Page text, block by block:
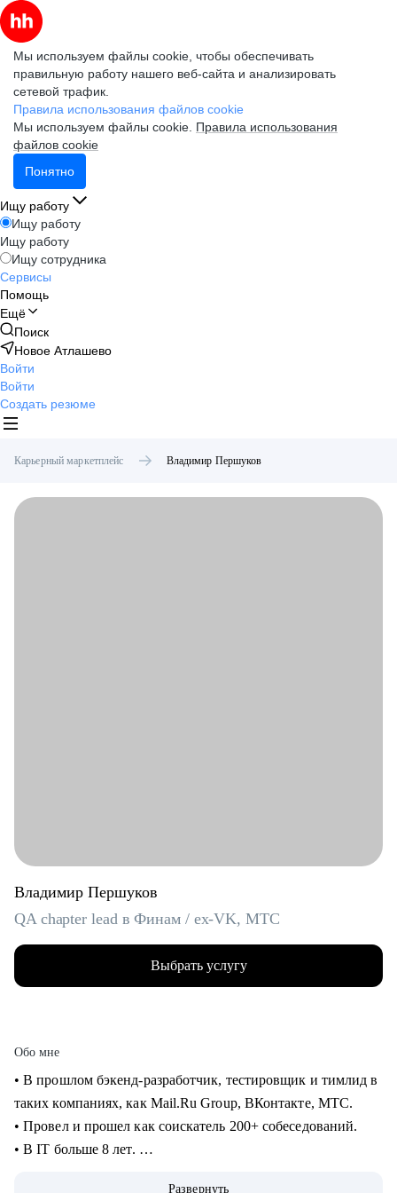
Мы используем файлы cookie, чтобы обеспечивать
правильную работу нашего веб-сайта и анализировать
сетевой трафик.
Правила использования файлов cookie
Мы используем файлы cookie. Правила использования
файлов cookie
Понятно
Ищу работу
Ищу работу
Ищу работу
Ищу сотрудника
Сервисы
Помощь
Ещё
Поиск
Новое Атлашево
Войти
Войти
Создать резюме
Карьерный маркетплейс Владимир Першуков
Владимир Першуков
QA chapter lead в Финам / ex-VK, МТС
Выбрать услугу
Обо мне
• В прошлом бэкенд-разработчик, тестировщик и тимлид в
таких компаниях, как Mail.Ru Group, ВКонтакте, МТС.
• Провел и прошел как соискатель 200+ собеседований.
• В IT больше 8 лет.
Развернуть